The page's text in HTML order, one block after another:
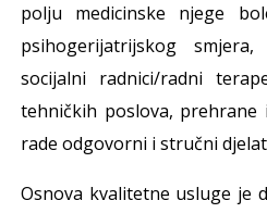
polju medicinske njege
psihogerijatrijskog
socijalni radnici/radni
tehničkih poslova,
rade odgovorni i stručni
Osnova kvalitetne usluge je